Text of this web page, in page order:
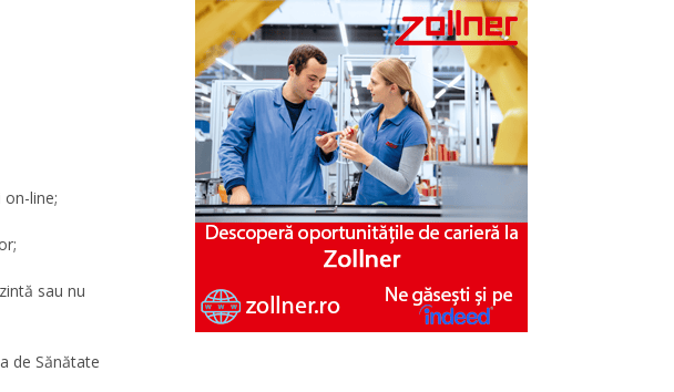
line;
sau nu
de Sănătate